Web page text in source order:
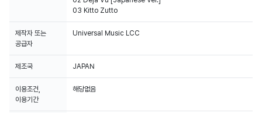
03 Kitto Zutto
제작자 또는
공급자
Universal Music LCC
제조국 JAPAN
이용조건,
이용기간
해당없음